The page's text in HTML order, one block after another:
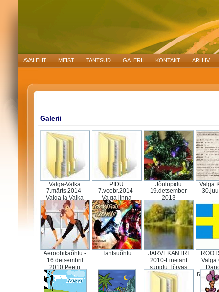
AVALEHT MEIST TANTSUD GALERII KONTAKT ARHIIV
Galerii
Valga-Valka
7.märts 2014-
Valga ja Valka
kultuurikolle
ktiivide
ühiskontsert Valga
kultuurimajas
PIDU
7.veebr.2014-
Valga linna
kultuuri- ja
spordialaste
mittetulundus
ühingute pidu
valga spordihallis
Jõulupidu
19.detsember
2013
Valga
Aeroobikaõhtu -
16.detsembril
2010 Peetri
külalistemaja s
Valgas
Tantsuõhtu
JÄRVEKANTRI
2010-Linetant
supidu Tõrvas
Riiska järve ääres
31.juulil 2010
Valga